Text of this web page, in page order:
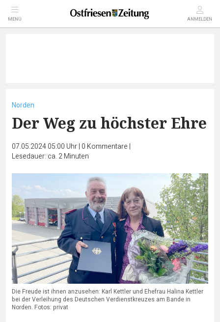
MENÜ ANMELDEN
Norden
Der Weg zu höchster Ehre
07.05.2024 05:00 Uhr| 0 Kommentare |
Lesedauer: ca. 2 Minuten
Die Freude ist ihnen anzusehen: Karl Kettler und Ehefrau Halina Kettler
bei der Verleihung des Deutschen Verdienstkreuzes am Bande in
Norden. Fotos: privat